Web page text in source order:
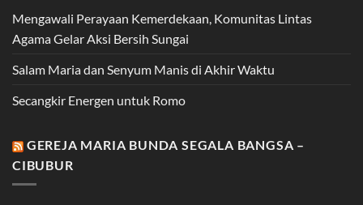
Mengawali Perayaan Kemerdekaan, Komunitas Lintas
Agama Gelar Aksi Bersih Sungai
Salam Maria dan Senyum Manis di Akhir Waktu
Secangkir Energen untuk Romo
GEREJA MARIA BUNDA SEGALA BANGSA –
CIBUBUR